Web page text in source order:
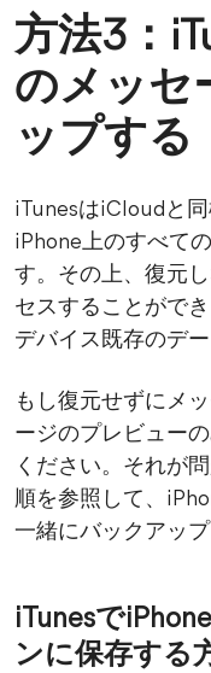
方法3：
のメッセ
ップする
iTunesはiCloudと
iPhone上のすべて
す。その上、復元
セスすることがで
デバイス既存のデ
もし復元せずにメ
ージのプレビュー
ください。それが
順を参照して、
一緒にバックアップ
iTunesで
ンに保存する